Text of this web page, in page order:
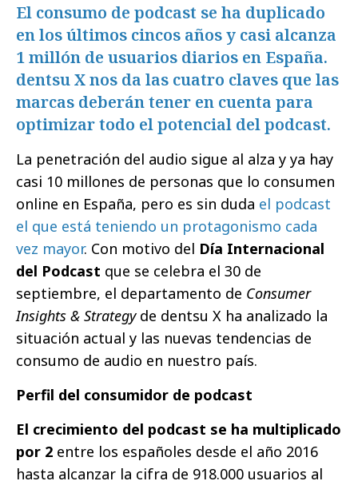
El consumo de podcast se ha duplicado
en los últimos cincos años y casi alcanza
1 millón de usuarios diarios en España.
dentsu X nos da las cuatro claves que las
marcas deberán tener en cuenta para
optimizar todo el potencial del podcast.
La penetración del audio sigue al alza y ya hay
casi 10 millones de personas que lo consumen
online en España, pero es sin duda el podcast
el que está teniendo un protagonismo cada
vez mayor. Con motivo del Día Internacional
del Podcast que se celebra el 30 de
septiembre, el departamento de Consumer
Insights & Strategyde dentsu X ha analizado la
situación actual y las nuevas tendencias de
consumo de audio en nuestro país.
Perfil del consumidor de podcast
El crecimiento del podcast se ha multiplicado
por 2 entre los españoles desde el año 2016
hasta alcanzar la cifra de 918.000 usuarios al